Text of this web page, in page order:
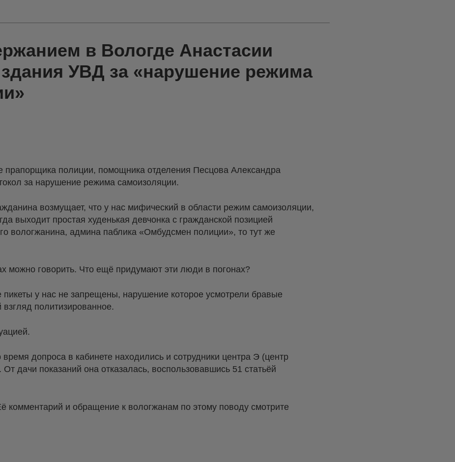
в Вологде Анастасии
УВД за «нарушение режима
прапорщика полиции, помощника отделения Песцова Александра
за нарушение режима самоизоляции.
возмущает, что у нас мифический в области режим самоизоляции,
выходит простая худенькая девчонка с гражданской позицией
вологжанина, админа паблика «Омбудсмен полиции», то тут же
можно говорить. Что ещё придумают эти люди в погонах?
пикеты у нас не запрещены, нарушение которое усмотрели бравые
политизированное.
допроса в кабинете находились и сотрудники центра Э (центр
дачи показаний она отказалась, воспользовавшись 51 статьёй
комментарий и обращение к вологжанам по этому поводу смотрите